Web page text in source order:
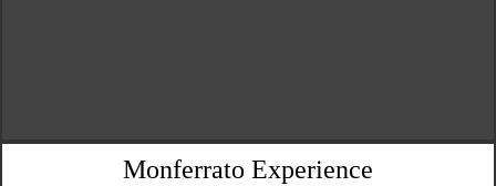
Monferrato Experience